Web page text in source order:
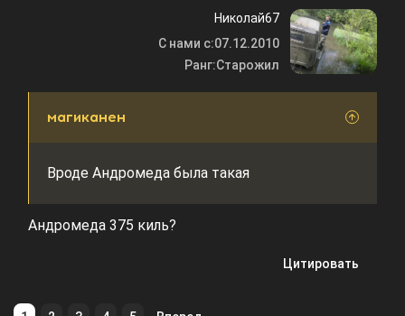
Николай67
С нами с:07.12.2010
Ранг:Старожил
магиканен
Вроде Андромеда была такая
Андромеда 375 киль?
Цитировать